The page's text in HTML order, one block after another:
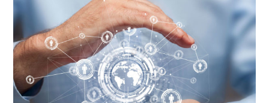
Kontakt
Suche
nach: